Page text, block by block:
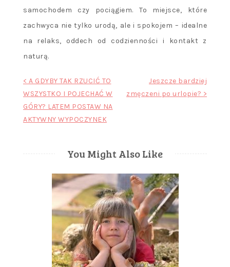
samochodem czy pociągiem. To miejsce, które
zachwyca nie tylko urodą, ale i spokojem – idealne
na relaks, oddech od codzienności i kontakt z
naturą.
Nawigacja
wpisu
< A GDYBY TAK RZUCIĆ TO
WSZYSTKO I POJECHAĆ W
GÓRY? LATEM POSTAW NA
AKTYWNY WYPOCZYNEK
Jeszcze bardziej
zmęczeni po urlopie? >
You Might Also Like